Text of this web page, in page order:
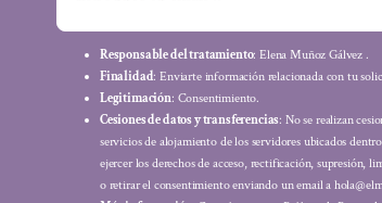
Responsable del tratamiento: Elena Muñoz Gálvez .
Finalidad: Enviarte información relacionada con tu
Legitimación: Consentimiento.
Cesiones de datos y transferencias: No se realizan
servicios de alojamiento de los servidores ubicados
ejercer los derechos de acceso, rectificación, supresión,
o retirar el consentimiento enviando un email a